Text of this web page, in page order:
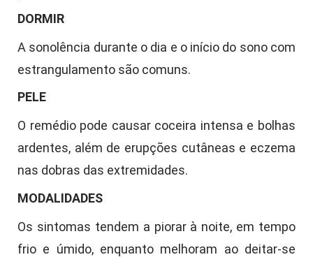
DORMIR
A sonolência durante o dia e o início do sono com
estrangulamento são comuns.
PELE
O remédio pode causar coceira intensa e bolhas
ardentes, além de erupções cutâneas e eczema
nas dobras das extremidades.
MODALIDADES
Os sintomas tendem a piorar à noite, em tempo
frio e úmido, enquanto melhoram ao deitar-se